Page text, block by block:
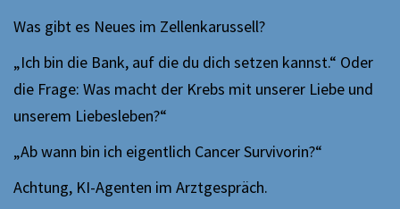
Was gibt es Neues im Zellenkarussell?
„Ich bin die Bank, auf die du dich setzen kannst.“ Oder
die Frage: Was macht der Krebs mit unserer Liebe und
unserem Liebesleben?“
„Ab wann bin ich eigentlich Cancer Survivorin?“
Achtung, KI-Agenten im Arztgespräch.